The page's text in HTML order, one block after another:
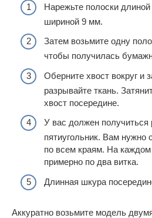
Нарежьте полоски
шириной 9 мм.
Затем возьмите одну
чтобы получилась
Оберните хвост вокруг и
разрывайте ткань.
хвост посередине.
У вас должен получиться
пятиугольник. Вам нужно
по всем краям. На
примерно по два витка.
Длинная шкура
Аккуратно возьмите модель